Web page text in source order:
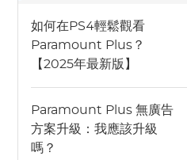
如何在PS4輕鬆觀看
Paramount Plus？
【2025年最新版】
Paramount Plus 無廣告
方案升級：我應該升級
嗎？